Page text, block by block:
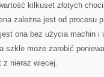
kilkuset złotych
zależna jest od procesu
ona bez użycia machin
szkle może zarobić
z nieraz więcej.